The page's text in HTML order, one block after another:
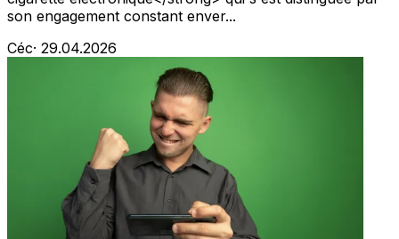
son engagement constant enver...
Céc· 29.04.2026